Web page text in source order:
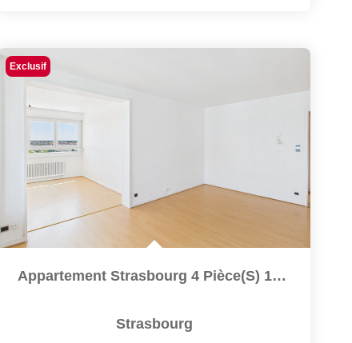
Exclusif
Appartement Strasbourg 4 Pièce(s) 102 M2
Strasbourg